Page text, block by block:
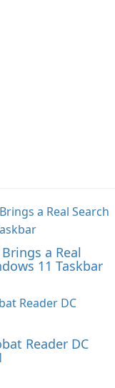
a Real
11 Taskbar
Reader DC